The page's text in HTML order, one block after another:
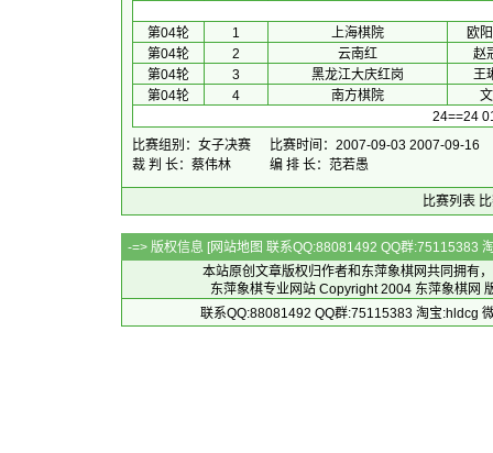
第04轮 1 上海棋院
欧
第04轮
2 云南红
赵
第04轮
3 黑龙江大庆红岗
王
第04轮
4 南方棋院
24==24
比赛组别：女子决赛
比赛时间：2007-09-03 2007-09-16
裁 判 长：蔡伟林
编 排 长：范若愚
比赛列表
-=> 版权信息 [网站地图 联系QQ:88081492 QQ群:75115383
本站原创文章版权归作者和 东萍象棋网共同拥有
东萍象棋专业网站 Copyright 2004 东萍象棋网
联系QQ:88081492 QQ群:75115383 淘宝:hldcg